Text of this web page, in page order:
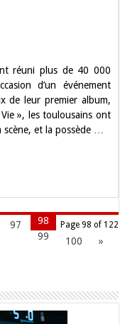
réuni plus de 40 000
d’un événement
de leur premier album,
», les toulousains ont
et la possède …
Page 98 of 122
97
98
99
100
»